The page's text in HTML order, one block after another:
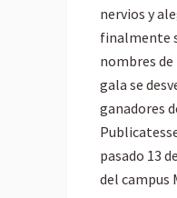
nervios y
finalmente
nombres de
gala se
ganadores
pasado 13
del campus